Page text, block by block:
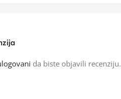
da biste objavili recenziju.